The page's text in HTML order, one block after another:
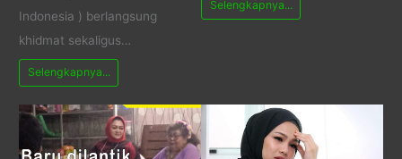
Indonesia ) berlangsung
khidmat sekaligus…
Selengkapnya...
Selengkapnya...